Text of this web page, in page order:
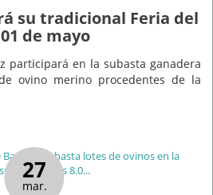
su tradicional Feria del
de mayo
participará en la subasta ganadera
ovino merino procedentes de la
27
mar.